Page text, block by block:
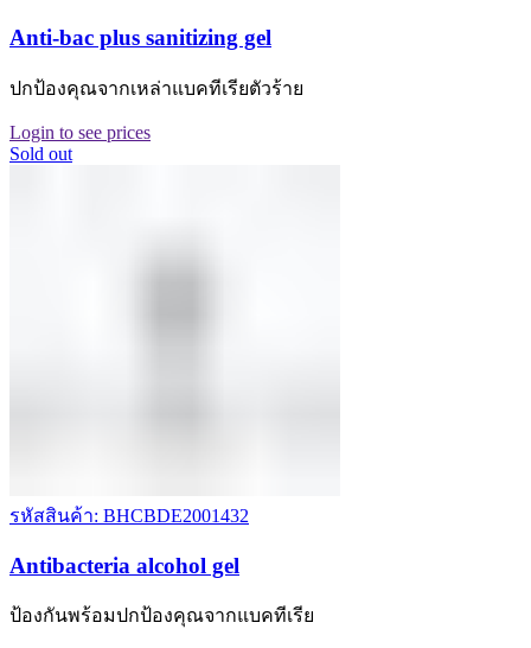
Anti-bac plus sanitizing gel
ปกป้องคุณจากเหล่าแบคทีเรียตัวร้าย
Login to see prices
Sold out
รหัสสินค้า: BHCBDE2001432
Antibacteria alcohol gel
ป้องกันพร้อมปกป้องคุณจากแบคทีเรีย